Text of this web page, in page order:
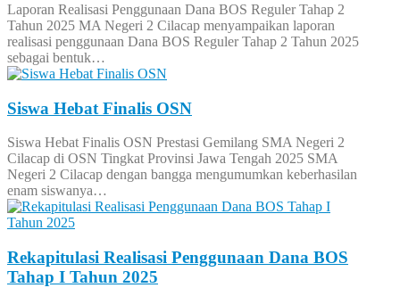
Laporan Realisasi Penggunaan Dana BOS Reguler Tahap 2
Tahun 2025 MA Negeri 2 Cilacap menyampaikan laporan
realisasi penggunaan Dana BOS Reguler Tahap 2 Tahun 2025
sebagai bentuk…
Siswa Hebat Finalis OSN
Siswa Hebat Finalis OSN Prestasi Gemilang SMA Negeri 2
Cilacap di OSN Tingkat Provinsi Jawa Tengah 2025 SMA
Negeri 2 Cilacap dengan bangga mengumumkan keberhasilan
enam siswanya…
Rekapitulasi Realisasi Penggunaan Dana BOS
Tahap I Tahun 2025